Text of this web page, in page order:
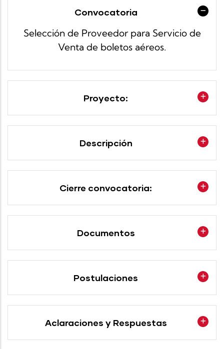
Convocatoria
Selección de Proveedor para Servicio de
Venta de boletos aéreos.
Proyecto:
Descripción
Cierre convocatoria:
Documentos
Postulaciones
Aclaraciones y Respuestas